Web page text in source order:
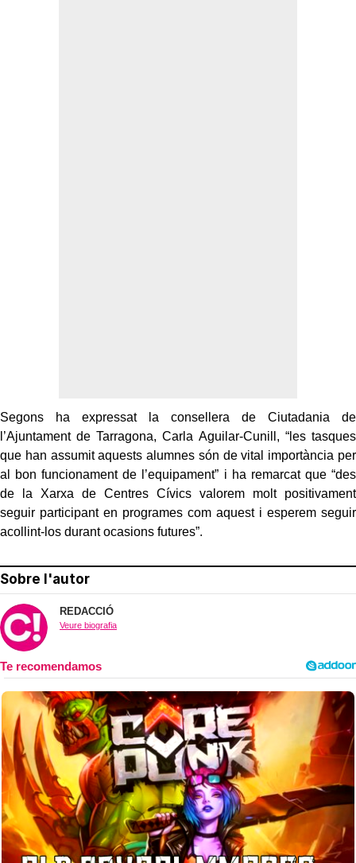
Segons ha expressat la consellera de Ciutadania de
l’Ajuntament de Tarragona, Carla Aguilar-Cunill, “les tasques
que han assumit aquests alumnes són de vital importància per
al bon funcionament de l’equipament” i ha remarcat que “des
de la Xarxa de Centres Cívics valorem molt positivament
seguir participant en programes com aquest i esperem seguir
acollint-los durant ocasions futures”.
Sobre l'autor
REDACCIÓ
Veure biografia